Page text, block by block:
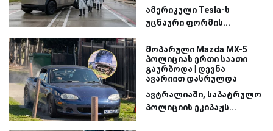
ამერიკული Tesla-ს
უცნაური ფორმის...
მოპარული Mazda MX-5
პოლიციას ერთი საათი
გაურბოდა | დევნა
ავარიით დასრულდა
ავტრალიაში, საპატრულო
პოლიციის ეკიპაჟს...